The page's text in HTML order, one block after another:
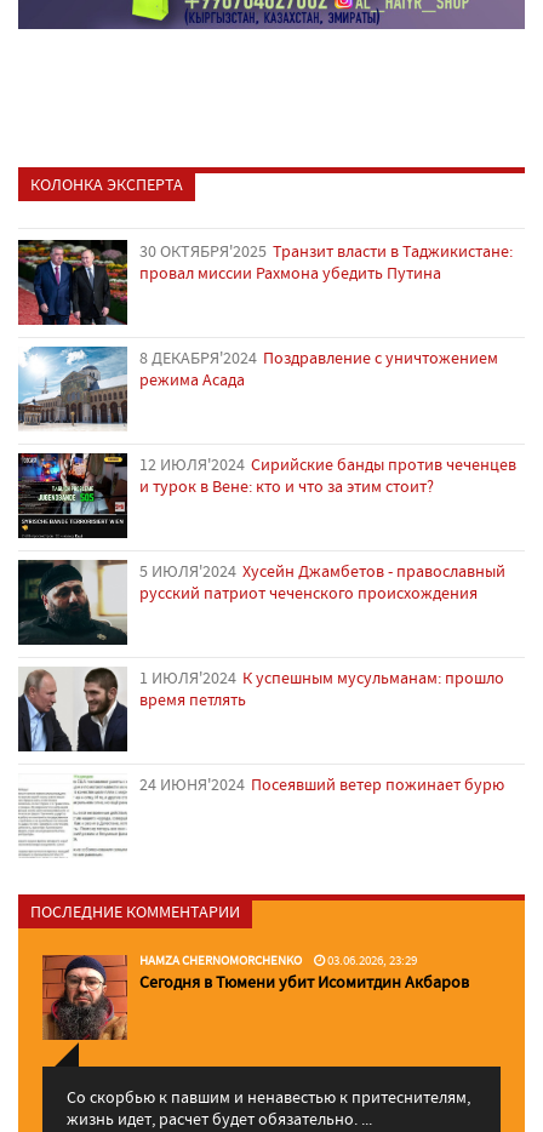
КОЛОНКА ЭКСПЕРТА
30 ОКТЯБРЯ'2025 Транзит власти в Таджикистане:
провал миссии Рахмона убедить Путина
8 ДЕКАБРЯ'2024 Поздравление с уничтожением
режима Асада
12 ИЮЛЯ'2024 Сирийские банды против чеченцев
и турок в Вене: кто и что за этим стоит?
5 ИЮЛЯ'2024 Хусейн Джамбетов - православный
русский патриот чеченского происхождения
1 ИЮЛЯ'2024 К успешным мусульманам: прошло
время петлять
24 ИЮНЯ'2024 Посеявший ветер пожинает бурю
ПОСЛЕДНИЕ КОММЕНТАРИИ
HAMZA CHERNOMORCHENKO 03.06.2026, 23:29
Сегодня в Тюмени убит Исомитдин Акбаров
Со скорбью к павшим и ненавестью к притеснителям,
жизнь идет, расчет будет обязательно. ...